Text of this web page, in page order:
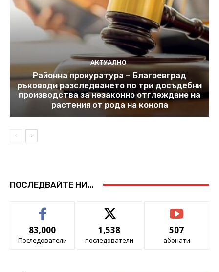
АКТУАЛНО
Районна прокуратура – Благоевград
ръководи разследването по три досъдебни
производства за незаконно отглеждане на
растения от рода на конопа
ПОСЛЕДВАЙТЕ НИ...
83,000
Последователи
1,538
последователи
507
абонати